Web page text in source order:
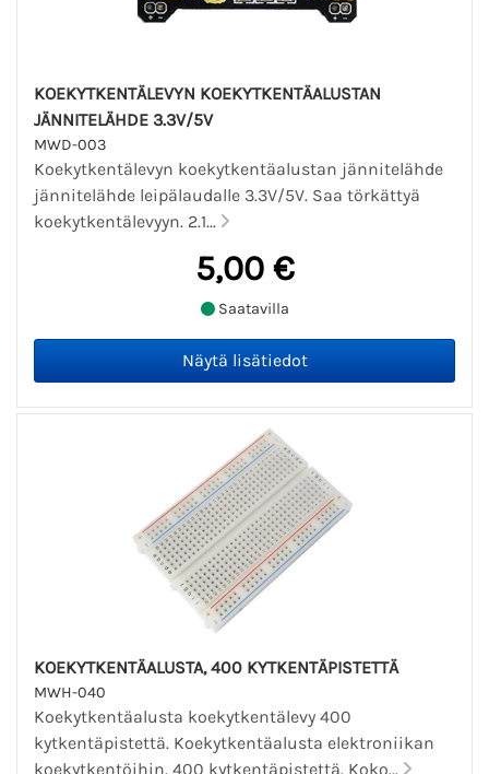
KOEKYTKENTÄLEVYN KOEKYTKENTÄALUSTAN
JÄNNITELÄHDE 3.3V/5V
MWD-003
Koekytkentälevyn koekytkentäalustan jännitelähde
jännitelähde leipälaudalle 3.3V/5V. Saa törkättyä
koekytkentälevyyn. 2.1...
5,00 €
Saatavilla
KOEKYTKENTÄALUSTA, 400 KYTKENTÄPISTETTÄ
MWH-040
Koekytkentäalusta koekytkentälevy 400
kytkentäpistettä. Koekytkentäalusta elektroniikan
koekytkentöihin. 400 kytkentäpistettä. Koko...